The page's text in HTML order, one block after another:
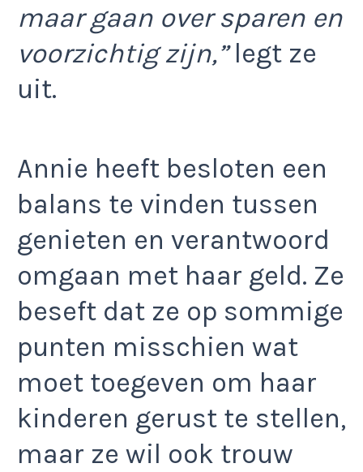
maar gaan over sparen en
voorzichtig zijn,”legt ze
uit.
Annie heeft besloten een
balans te vinden tussen
genieten en verantwoord
omgaan met haar geld. Ze
beseft dat ze op sommige
punten misschien wat
moet toegeven om haar
kinderen gerust te stellen,
maar ze wil ook trouw